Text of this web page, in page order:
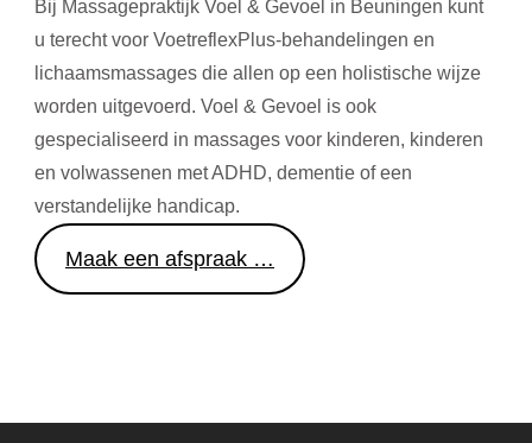
Bij Massagepraktijk Voel & Gevoel in Beuningen kunt
u terecht voor VoetreflexPlus-behandelingen en
lichaamsmassages die allen op een holistische wijze
worden uitgevoerd. Voel & Gevoel is ook
gespecialiseerd in massages voor kinderen, kinderen
en volwassenen met ADHD, dementie of een
verstandelijke handicap.
Maak een afspraak …